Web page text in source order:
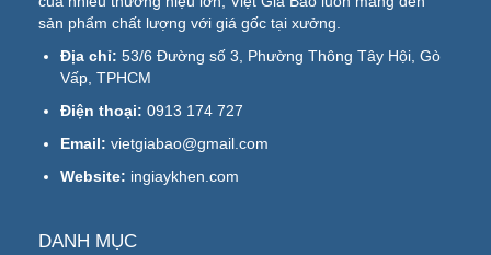
sản phẩm chất lượng với giá gốc tại xưởng.
Địa chỉ: 53/6 Đường số 3, Phường Thông Tây Hội, Gò
Vấp, TPHCM
Điện thoại: 0913 174 727
Email: vietgiabao@gmail.com
Website: ingiaykhen.com
DANH MỤC